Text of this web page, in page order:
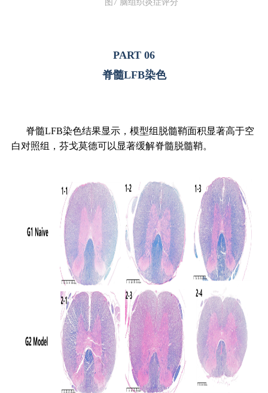
图7 脑组织炎症评分
PART 06
脊髓LFB染色
脊髓LFB染色结果显示，模型组脱髓鞘面积显著高于空
白对照组，芬戈莫德可以显著缓解脊髓脱髓鞘。